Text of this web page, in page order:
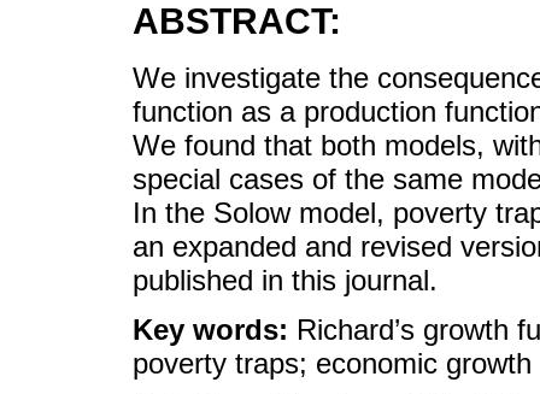
ABSTRACT:
We investigate the
function as a production
We found that both models,
special cases of the same
In the Solow model, poverty
an expanded and revised
published in this journal.
Key words: Richard’s growth
poverty traps; economic growth